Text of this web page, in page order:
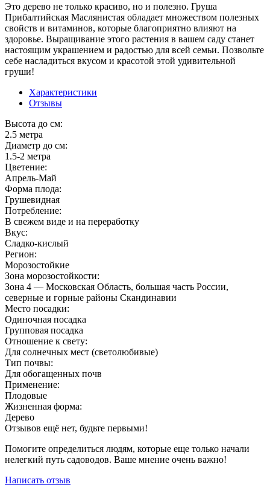
Это дерево не только красиво, но и полезно. Груша
Прибалтийская Маслянистая обладает множеством полезных
свойств и витаминов, которые благоприятно влияют на
здоровье. Выращивание этого растения в вашем саду станет
настоящим украшением и радостью для всей семьи. Позвольте
себе насладиться вкусом и красотой этой удивительной
груши!
Характеристики
Отзывы
Высота до см:
2.5 метра
Диаметр до см:
1.5-2 метра
Цветение:
Апрель-Май
Форма плода:
Грушевидная
Потребление:
В свежем виде и на переработку
Вкус:
Сладко-кислый
Регион:
Морозостойкие
Зона морозостойкости:
Зона 4 — Московская Область, большая часть России,
северные и горные районы Скандинавии
Место посадки:
Одиночная посадка
Групповая посадка
Отношение к свету:
Для солнечных мест (светолюбивые)
Тип почвы:
Для обогащенных почв
Применение:
Плодовые
Жизненная форма:
Дерево
Отзывов ещё нет, будьте первыми!
Помогите определиться людям, которые еще только начали
нелегкий путь садоводов. Ваше мнение очень важно!
Написать отзыв